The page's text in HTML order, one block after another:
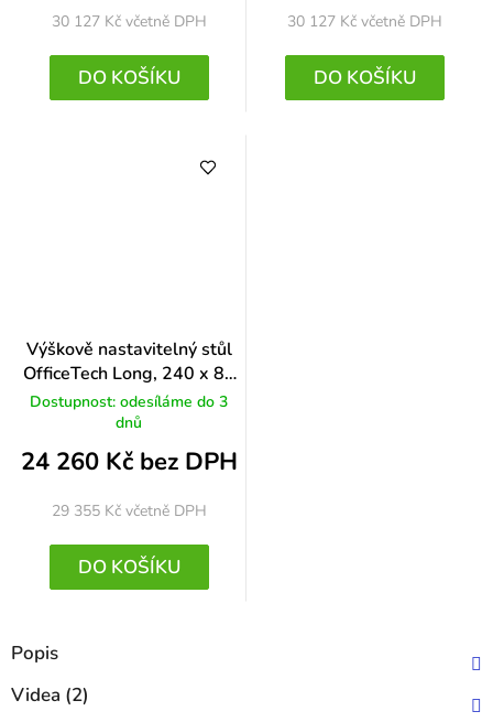
30 127 Kč včetně DPH
DO KOŠÍKU
30 127 Kč včetně DPH
DO KOŠÍKU
Výškově nastavitelný stůl
OfficeTech Long, 240 x 80
cm, černá podnož, ořech
Dostupnost: odesíláme do 3
dnů
24 260 Kč bez DPH
29 355 Kč včetně DPH
DO KOŠÍKU
Popis
Videa (2)